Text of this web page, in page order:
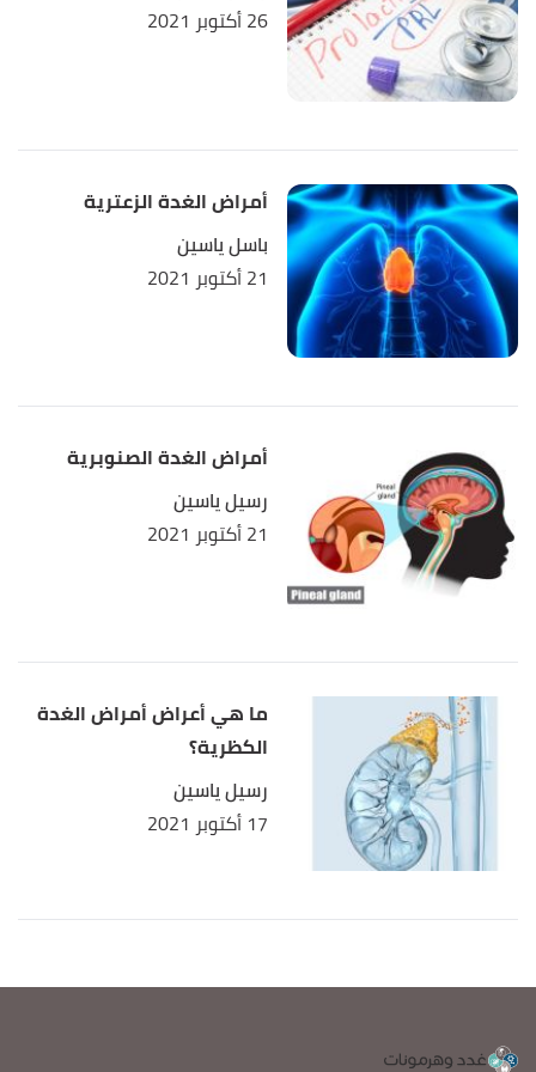
26 أكتوبر 2021
أمراض الغدة الزعترية
باسل ياسين
21 أكتوبر 2021
أمراض الغدة الصنوبرية
رسيل ياسين
21 أكتوبر 2021
ما هي أعراض أمراض الغدة
الكظرية؟
رسيل ياسين
17 أكتوبر 2021